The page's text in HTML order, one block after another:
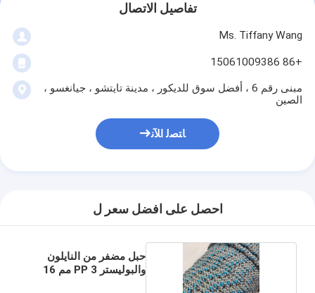
تفاصيل الاتصال
Ms. Tiffany Wang
+86 15061009386
مبنى رقم 6 ، أفضل سوق للديكور ، مدينة تايتشو ، جيانغسو ،
الصين
ﺎﺘﺼﻟ ﺍﻶﻧ
احصل على افضل سعر ل
حبل مضفر من النايلون
والبوليستر PP 3 مم 16